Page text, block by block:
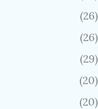
26
26
29
20
20